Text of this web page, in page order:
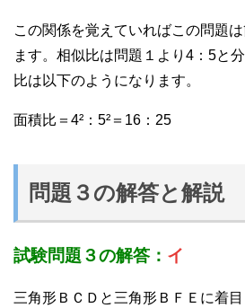
この関係を覚えていればこの問題
ます。相似比は問題１より4：5と
比は以下のようになります。
面積比＝4²：5²＝16：25
問題３の解答と解説
試験問題３の解答： イ
三角形ＢＣＤと三角形ＢＦＥに着目